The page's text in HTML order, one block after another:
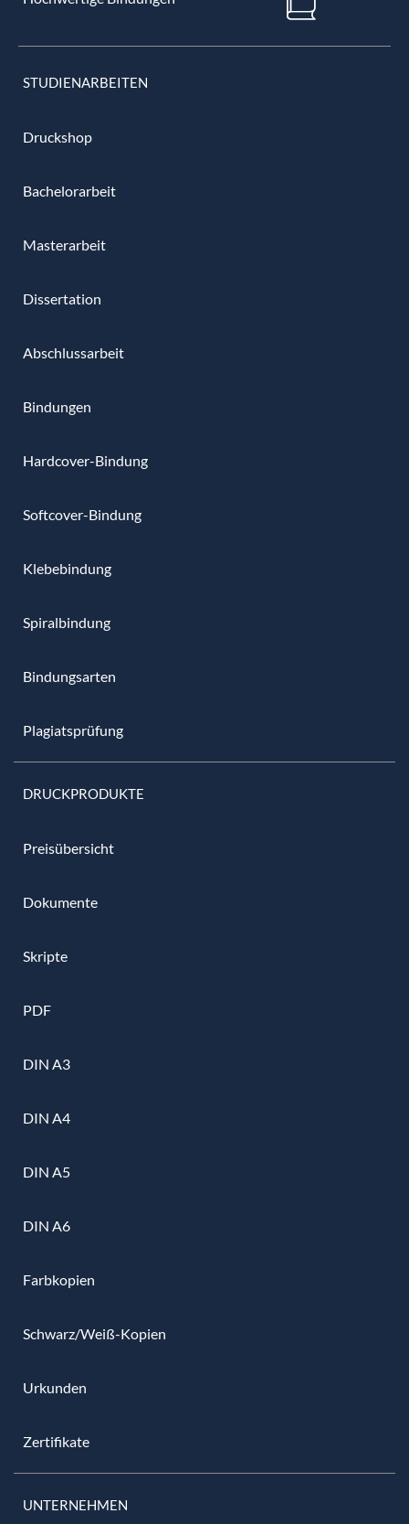
STUDIENARBEITEN
Druckshop
Bachelorarbeit
Masterarbeit
Dissertation
Abschlussarbeit
Bindungen
Hardcover-Bindung
Softcover-Bindung
Klebebindung
Spiralbindung
Bindungsarten
Plagiatsprüfung
DRUCKPRODUKTE
Preisübersicht
Dokumente
Skripte
PDF
DIN A3
DIN A4
DIN A5
DIN A6
Farbkopien
Schwarz/Weiß-Kopien
Urkunden
Zertifikate
UNTERNEHMEN